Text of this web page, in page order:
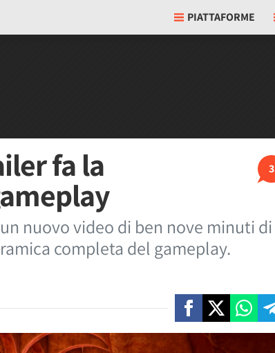
PIATTAFORME
3
fa la
nuovo video di ben nove minuti di
completa del gameplay.